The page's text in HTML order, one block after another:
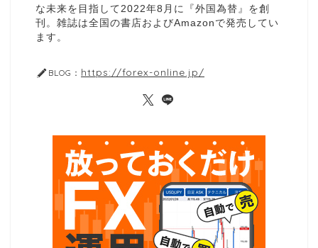
な未来を目指して2022年8月に『外国為替』を創
刊。雑誌は全国の書店およびAmazonで発売してい
ます。
BLOG： https://forex-online.jp/